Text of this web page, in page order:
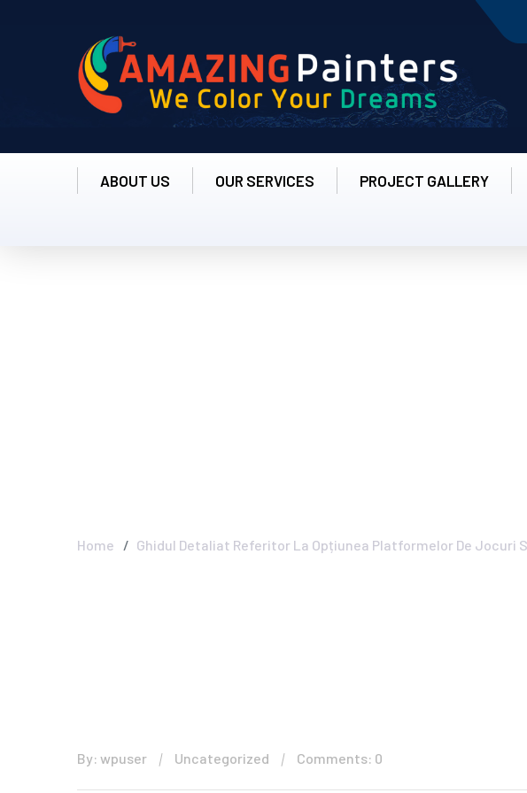
ABOUT US OUR SERVICES PROJECT GALLERY
Home Ghidul Detaliat Referitor La Opțiunea Platformelor De Jocuri
By: wpuser Uncategorized Comments: 0